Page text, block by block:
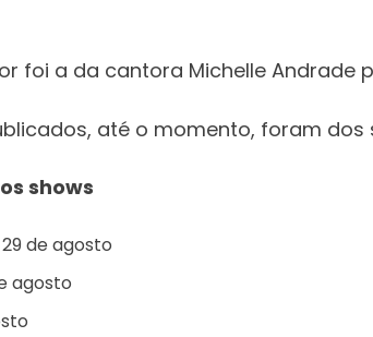
foi a da cantora Michelle Andrade
até o momento, foram dos
shows
de agosto
agosto